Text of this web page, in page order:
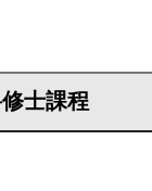
士課程